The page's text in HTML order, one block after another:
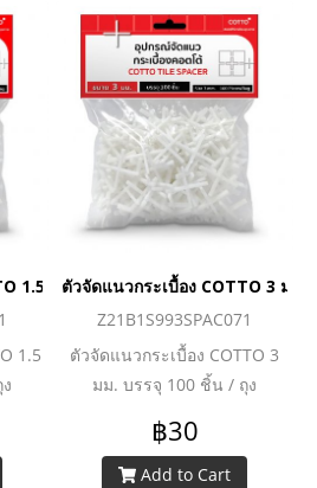
1.5 มม. บรรจุ 100 ชิ้น / ถุง
1.5
ตัวจัดแนวกระเบื้อง COTTO 3 มม.
Z21B1S993SPAC071
ตัวจัดแนวกระเบื้อง COTTO 3
มม. บรรจุ 100 ชิ้น / ถุง
฿30
Add to Cart